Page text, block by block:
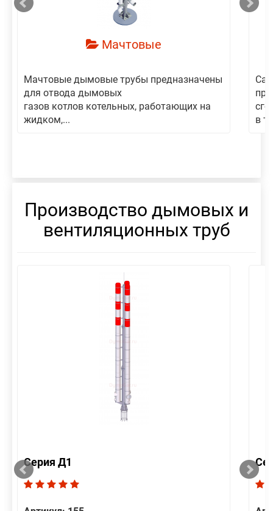
Мачтовые
Мачтовые дымовые трубы предназначены
для отвода дымовых
газов котлов котельных, работающих на
жидком,...
в
Производство дымовых и
вентиляционных труб
Серия Д1